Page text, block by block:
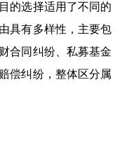
的选择适用了不同的
具有多样性，主要包
合同纠纷、私募基金
偿纠纷，整体区分属